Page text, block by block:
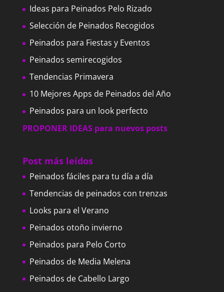
Ideas para Peinados Pelo Rizado
Selección de Peinados Recogidos
Peinados para Fiestas y Eventos
Peinados semirecogidos
Tendencias Primavera
10 Mejores Apps de Peinados del Año
Peinados para un look perfecto
PROPONER IDEAS para nuevos posts
Post más leídos
Peinados fáciles para tu día a día
Tendencias de peinados con trenzas
Looks para el Verano
Peinados otoño invierno
Peinados para Pelo Corto
Peinados de Media Melena
Peinados de Cabello Largo